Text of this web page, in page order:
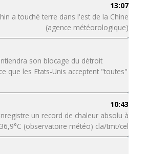
13:07
a touché terre dans l'est de la Chine
(agence météorologique)
son blocage du détroit
que les Etats-Unis acceptent "toutes"
10:43
un record de chaleur absolu à
36,9°C (observatoire météo) cla/tmt/cel